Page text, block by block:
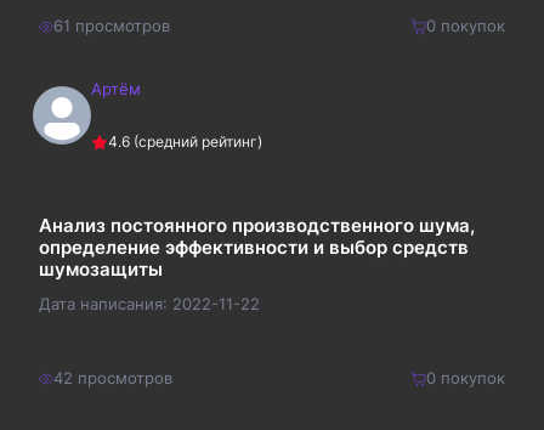
61 просмотров 0покупок
210₽Артём
4.6 (средний рейтинг)
Анализ постоянного производственного шума,
определение эффективности и выбор средств
шумозащиты
Дата написания: 2022-11-22
42 просмотров 0покупок